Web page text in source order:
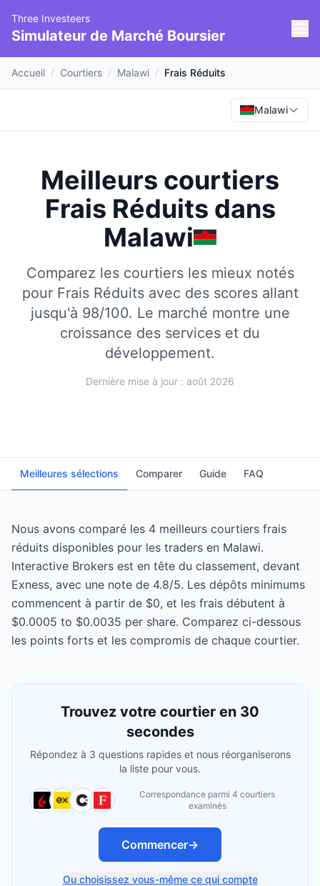
Three Investeers
Simulateur de Marché Boursier
Accueil / Courtiers / Malawi / Frais Réduits
Malawi
Meilleurs courtiers
Frais Réduits dans
Malawi
Comparez les courtiers les mieux notés
pour Frais Réduits avec des scores allant
jusqu'à 98/100. Le marché montre une
croissance des services et du
développement.
Dernière mise à jour : août 2026
Meilleures sélections Comparer Guide FAQ
Nous avons comparé les 4 meilleurs courtiers frais
réduits disponibles pour les traders en Malawi.
Interactive Brokers est en tête du classement, devant
Exness, avec une note de 4.8/5. Les dépôts minimums
commencent à partir de $0, et les frais débutent à
$0.0005 to $0.0035 per share. Comparez ci-dessous
les points forts et les compromis de chaque courtier.
Trouvez votre courtier en 30
secondes
Répondez à 3 questions rapides et nous réorganiserons
la liste pour vous.
Correspondance parmi 4 courtiers
examinés
Commencer→
Ou choisissez vous-même ce qui compte